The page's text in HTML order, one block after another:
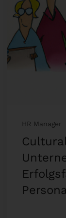
HR Manager